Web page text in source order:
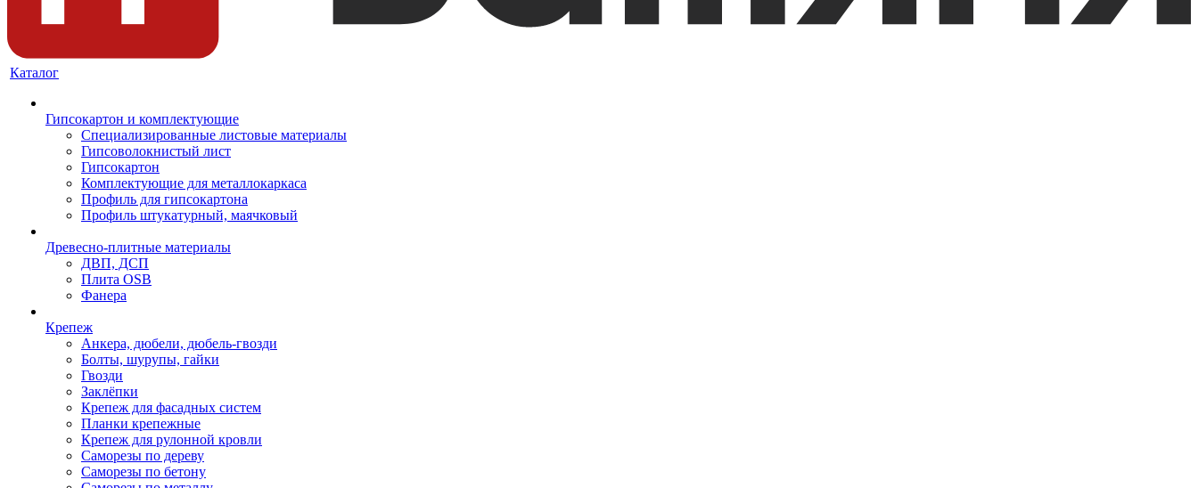
Каталог
Гипсокартон и комплектующие
Специализированные листовые материалы
Гипсоволокнистый лист
Гипсокартон
Комплектующие для металлокаркаса
Профиль для гипсокартона
Профиль штукатурный, маячковый
Древесно-плитные материалы
ДВП, ДСП
Плита OSB
Фанера
Крепеж
Анкера, дюбели, дюбель-гвозди
Болты, шурупы, гайки
Гвозди
Заклёпки
Крепеж для фасадных систем
Планки крепежные
Крепеж для рулонной кровли
Саморезы по дереву
Саморезы по бетону